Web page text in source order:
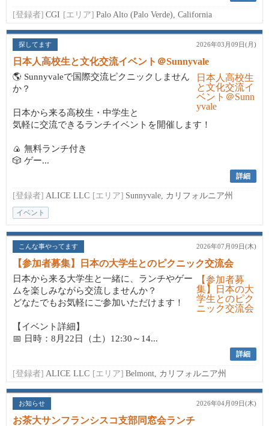
[登録者] CGI [エリア] Palo Alto (Palo Verde), California
探してます 2026年03月09日(月)
日本人高校生と文化交流イベント＠Sunnyvale
🌎 Sunnyvaleで国際交流ピクニックしません
か？
日本から来る高校生・中学生と
気軽に交流できるランチイベントを開催します！
🍙 無料ランチ付き
🎲 ゲー...
詳細
[登録者] ALICE LLC [エリア] Sunnyvale, カリフォルニア州
イベント
こんな事やってます 2026年07月09日(木)
【参加者募集】日本の大学生とのピクニック交流会
日本から来る大学生と一緒に、ランチやゲー
ムを楽しみながら交流しませんか？
どなたでもお気軽にご参加いただけます！
【イベント詳細】
📅 日時：8月22日（土）12:30～14...
詳細
[登録者] ALICE LLC [エリア] Belmont, カリフォルニア州
お知らせ 2026年04月09日(木)
お茶大サンフランシスコ支部同窓会ランチ